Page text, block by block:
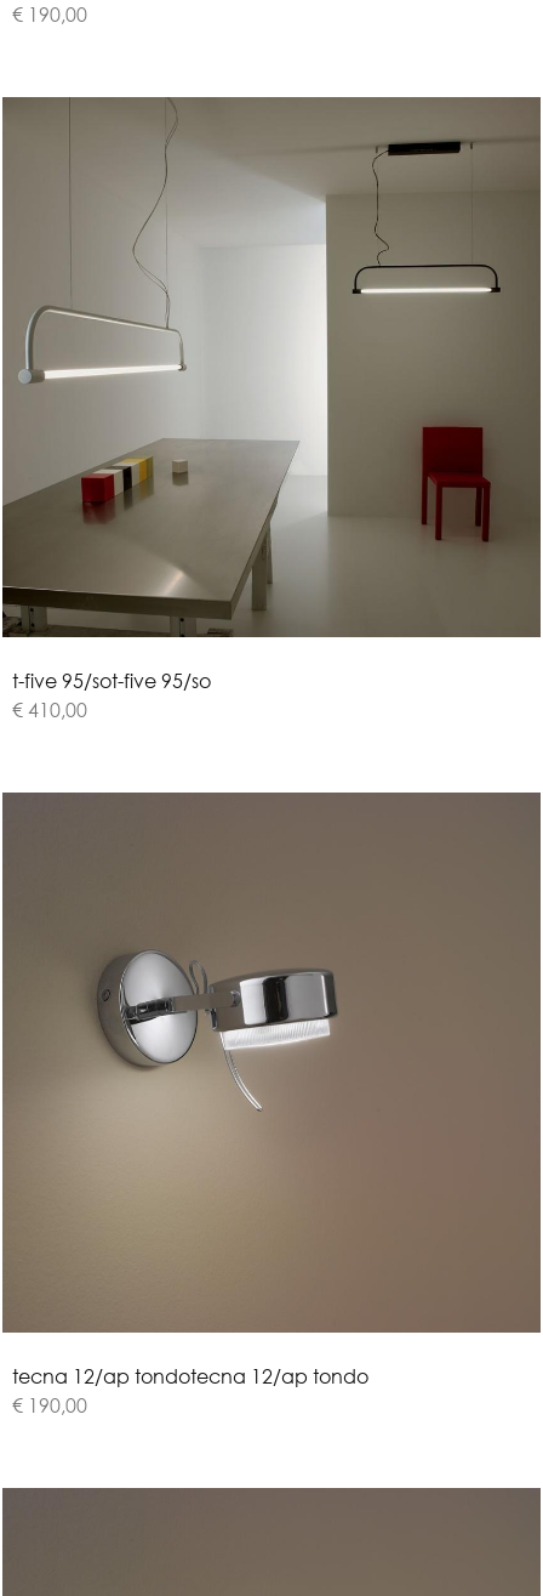
€ 190,00
t-five 95/sot-five 95/so
€ 410,00
tecna 12/ap tondotecna 12/ap tondo
€ 190,00